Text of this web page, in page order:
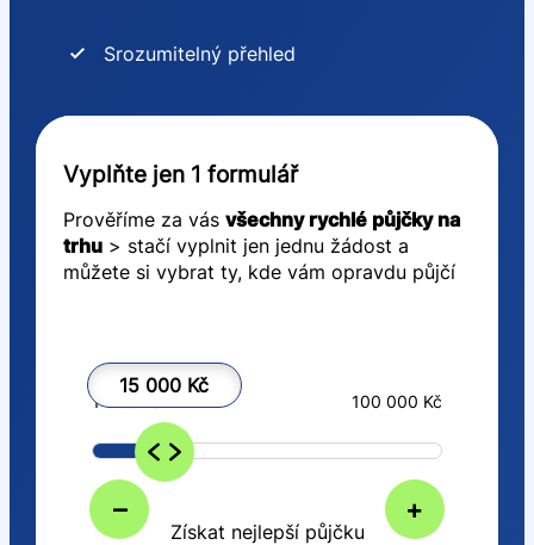
Srozumitelný přehled
Vyplňte jen 1 formulář
Prověříme za vás všechny rychlé půjčky na
trhu> stačí vyplnit jen jednu žádost a
můžete si vybrat ty, kde vám opravdu půjčí
15 000 Kč
– +
1 000 Kč 100 000 Kč
Získat nejlepší půjčku